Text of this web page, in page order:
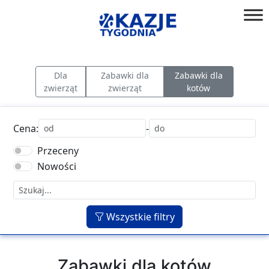
złap
Dla
zwierząt
Zabawki dla
zwierząt
Zabawki dla
kotów
Cena:
-
Przeceny
Nowości
Wszystkie filtry